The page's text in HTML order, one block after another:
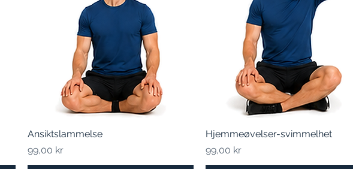
Hurtigvisning
Ansiktslammelse
Pris
99,00 kr
Hurtigvisning
Hjemmeøvelser-svimmelhet
Pris
99,00 kr